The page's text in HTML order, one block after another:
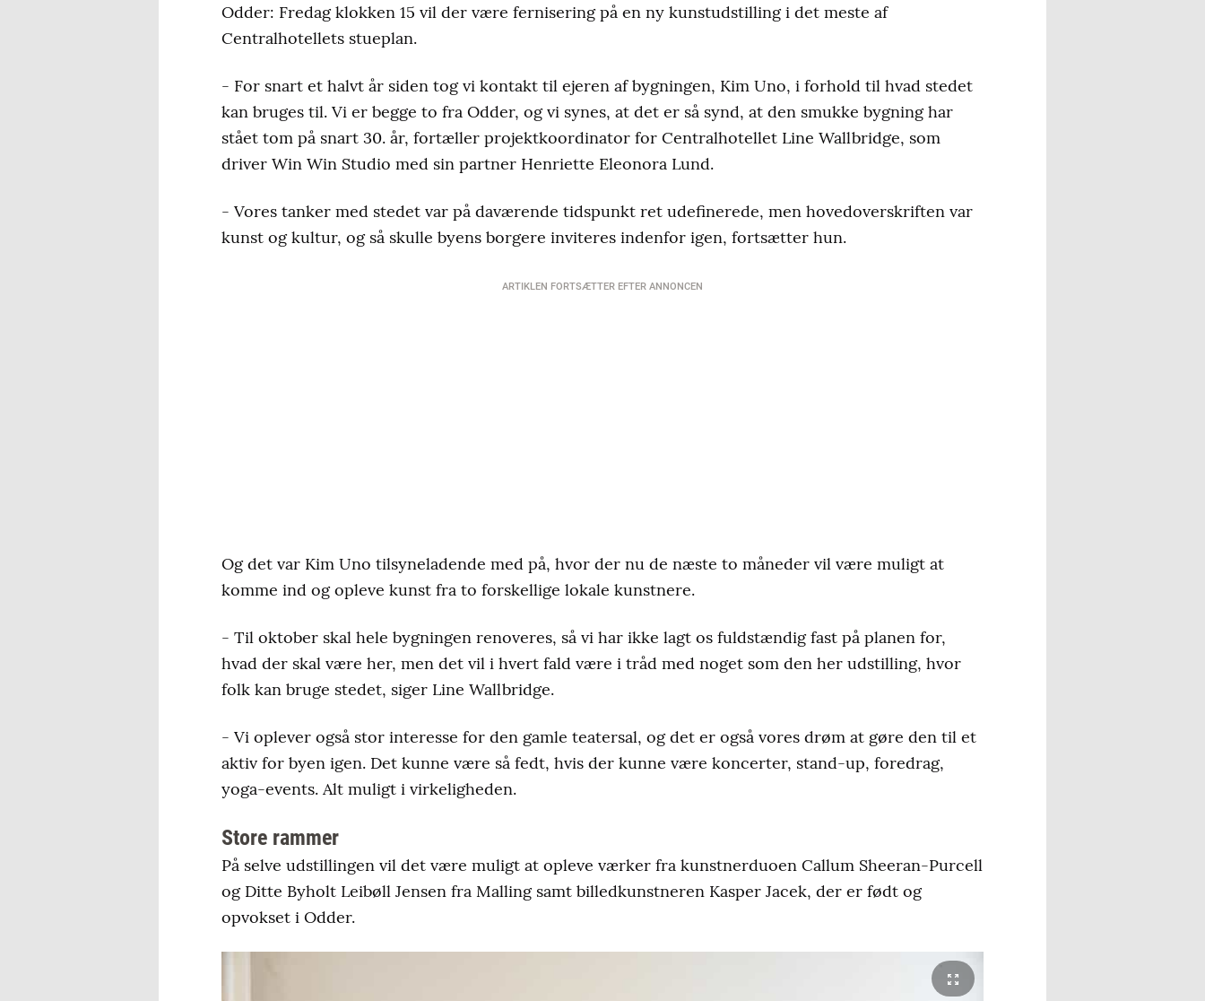
Odder: Fredag klokken 15 vil der være fernisering på en ny kunstudstilling i det meste af
Centralhotellets stueplan.
- For snart et halvt år siden tog vi kontakt til ejeren af bygningen, Kim Uno, i forhold til hvad stedet
kan bruges til. Vi er begge to fra Odder, og vi synes, at det er så synd, at den smukke bygning har
stået tom på snart 30. år, fortæller projektkoordinator for Centralhotellet Line Wallbridge, som
driver Win Win Studio med sin partner Henriette Eleonora Lund.
- Vores tanker med stedet var på daværende tidspunkt ret udefinerede, men hovedoverskriften var
kunst og kultur, og så skulle byens borgere inviteres indenfor igen, fortsætter hun.
ARTIKLEN FORTSÆTTER EFTER ANNONCEN
Og det var Kim Uno tilsyneladende med på, hvor der nu de næste to måneder vil være muligt at
komme ind og opleve kunst fra to forskellige lokale kunstnere.
- Til oktober skal hele bygningen renoveres, så vi har ikke lagt os fuldstændig fast på planen for,
hvad der skal være her, men det vil i hvert fald være i tråd med noget som den her udstilling, hvor
folk kan bruge stedet, siger Line Wallbridge.
- Vi oplever også stor interesse for den gamle teatersal, og det er også vores drøm at gøre den til et
aktiv for byen igen. Det kunne være så fedt, hvis der kunne være koncerter, stand-up, foredrag,
yoga-events. Alt muligt i virkeligheden.
Store rammer
På selve udstillingen vil det være muligt at opleve værker fra kunstnerduoen Callum Sheeran-Purcell
og Ditte Byholt Leibøll Jensen fra Malling samt billedkunstneren Kasper Jacek, der er født og
opvokset i Odder.